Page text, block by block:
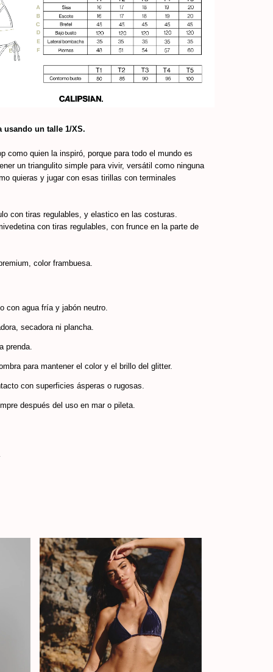
usando un talle 1/XS.
como quien la inspiró, porque para todo el mundo es
un triangulito simple para vivir, versátil como ninguna
quieras y jugar con esas tirillas con terminales
con tiras regulables, y elastico en las costuras.
con tiras regulables, con frunce en la parte de
color frambuesa.
con agua fría y jabón neutro.
secadora ni plancha.
prenda.
para mantener el color y el brillo del glitter.
con superficies ásperas o rugosas.
después del uso en mar o pileta.